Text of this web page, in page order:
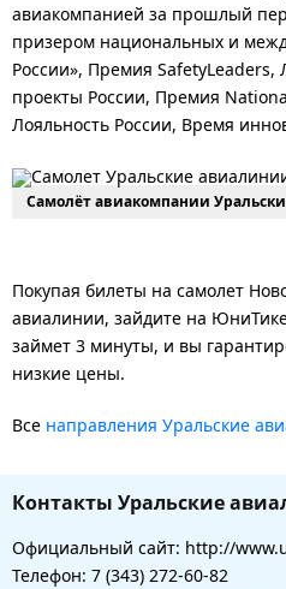
авиакомпанией за прошлый
призером национальных и
России», Премия
проекты России, Премия
Лояльность России, Время
Самолёт авиакомпании
Покупая билеты на самолет
авиалинии, зайдите на
займет 3 минуты, и вы
низкие цены.
Все направления Уральские
Контакты Уральские
Официальный сайт: http://
Телефон: 7 (343) 272-60-82